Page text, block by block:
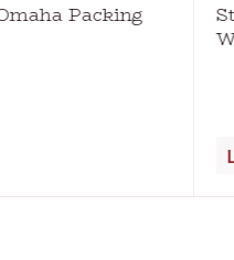
Packing